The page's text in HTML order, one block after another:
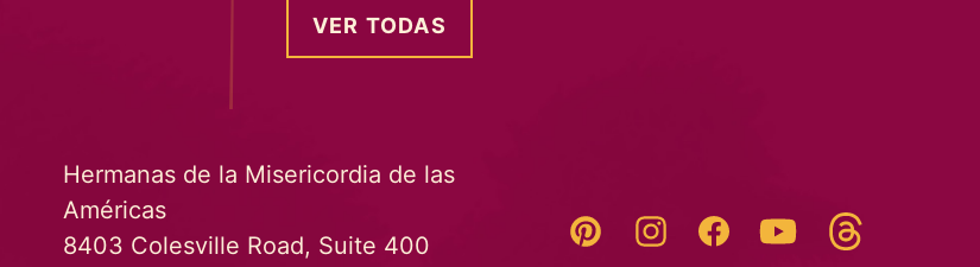
VER TODAS
Hermanas de la Misericordia de las
Américas
8403 Colesville Road, Suite 400
Pinterest InstagramFacebookYouTube